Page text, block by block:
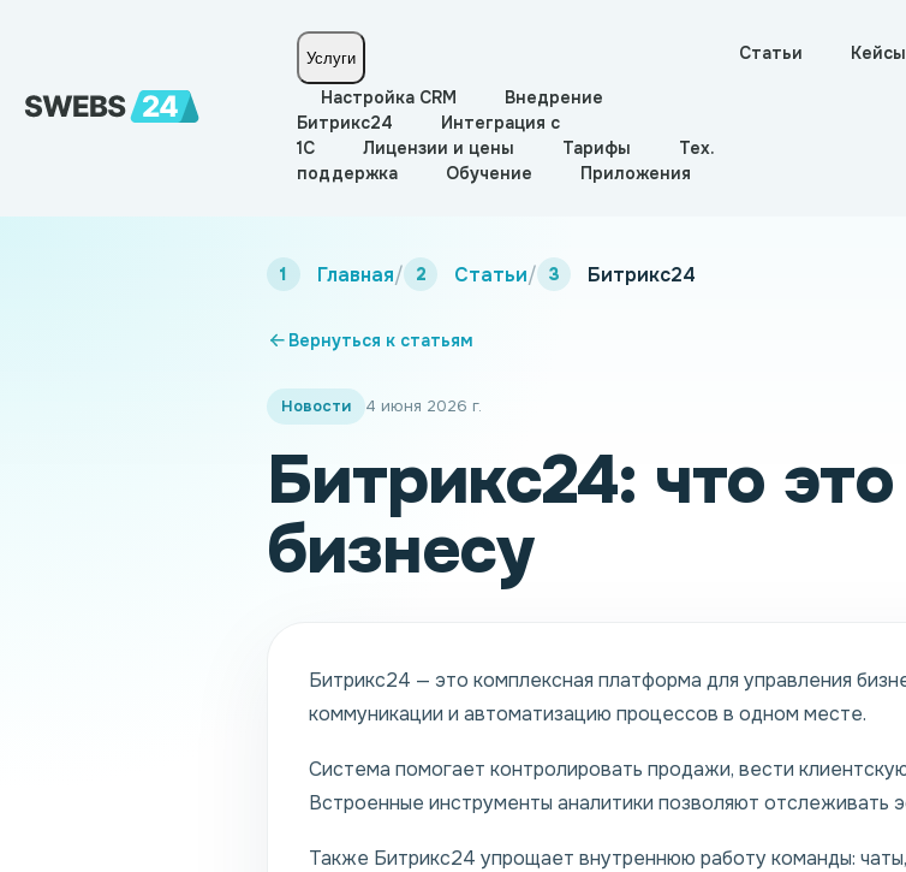
Услуги
Настройка CRM
Внедрение
Битрикс24
Интеграция с
1С
Лицензии и цены Тарифы
Тех.
поддержка
Обучение Приложения
Статьи Кейсы
Главная/ Статьи/ Битрикс24
Вернуться к статьям
Новости 4 июня 2026 г.
Битрикс24: что
бизнесу
Битрикс24 — это комплексная платформа для управления
коммуникации и автоматизацию процессов в одном месте.
Система помогает контролировать продажи, вести
Встроенные инструменты аналитики позволяют отслеживать
Также Битрикс24 упрощает внутреннюю работу команды: